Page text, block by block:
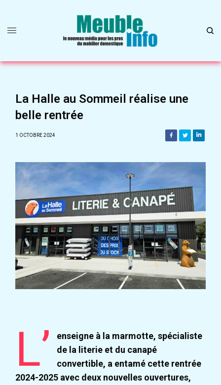
La Halle au Sommeil réalise une
belle rentrée
1 OCTOBRE 2024
L’
enseigne à la marmotte, spécialiste
de la literie et du canapé
convertible, a entamé cette rentrée
2024-2025 avec deux nouvelles ouvertures,